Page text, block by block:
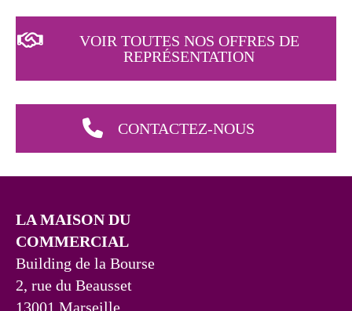
VOIR TOUTES NOS OFFRES DE
REPRÉSENTATION
CONTACTEZ-NOUS
LA MAISON DU
COMMERCIAL
Building de la Bourse
2, rue du Beausset
13001 Marseille